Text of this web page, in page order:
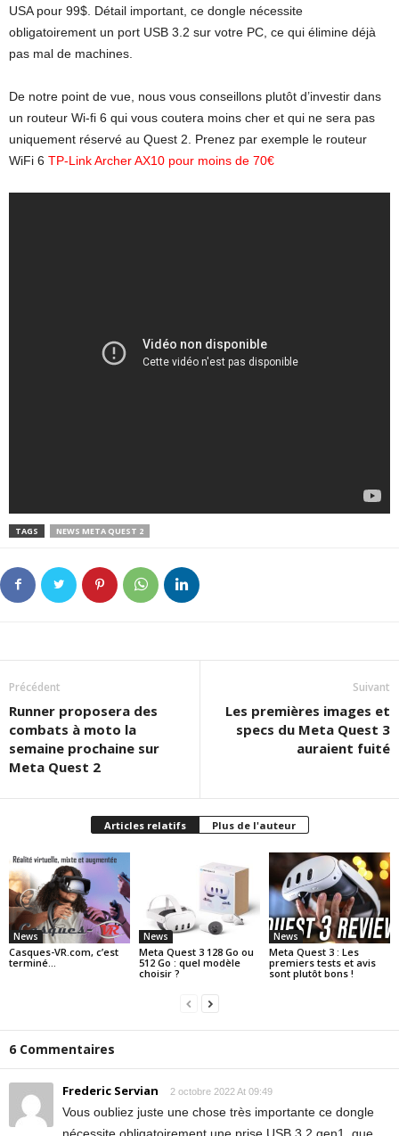
USA pour 99$. Détail important, ce dongle nécessite
obligatoirement un port USB 3.2 sur votre PC, ce qui élimine déjà
pas mal de machines.
De notre point de vue, nous vous conseillons plutôt d’investir dans
un routeur Wi-fi 6 qui vous coutera moins cher et qui ne sera pas
uniquement réservé au Quest 2. Prenez par exemple le routeur
WiFi 6 TP-Link Archer AX10 pour moins de 70€
TAGS NEWS META QUEST 2
Précédent
Runner proposera des
combats à moto la
semaine prochaine sur
Meta Quest 2
Suivant
Les premières images et
specs du Meta Quest 3
auraient fuité
Articles relatifs Plus de l'auteur
News
Casques-VR.com, c’est
terminé…
News
Meta Quest 3 128 Go ou
512 Go : quel modèle
choisir ?
News
Meta Quest 3 : Les
premiers tests et avis
sont plutôt bons !
6 Commentaires
Frederic Servian 2 octobre 2022 At 09:49
Vous oubliez juste une chose très importante ce dongle